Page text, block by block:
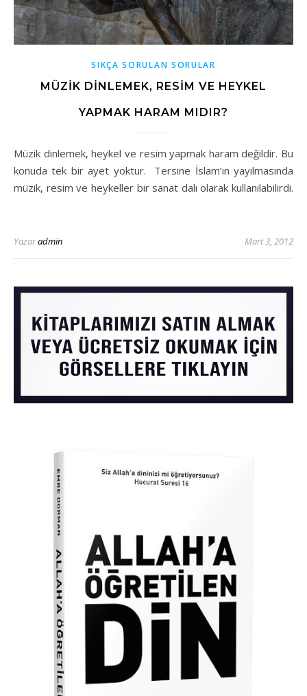
SIKÇA SORULAN SORULAR
MÜZIK DINLEMEK, RESIM VE HEYKEL
YAPMAK HARAM MIDIR?
Müzik dinlemek, heykel ve resim yapmak haram değildir. Bu
konuda tek bir ayet yoktur. Tersine İslam’ın yayılmasında
müzik, resim ve heykeller bir sanat dalı olarak kullanılabilirdi.
Yazaradmin Mart 3, 2012